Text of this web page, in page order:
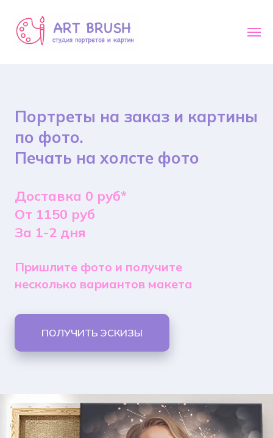
Портреты на заказ и картины
по фото.
Печать на холсте фото
Доставка 0 руб*
От 1150 руб
За 1-2 дня
Пришлите фото и получите
несколько вариантов макета
ПОЛУЧИТЬ ЭСКИЗЫ